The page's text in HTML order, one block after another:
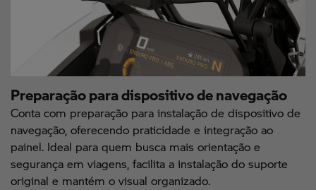
Preparação para dispositivo de navegação
Conta com preparação para instalação de dispositivo de
navegação, oferecendo praticidade e integração ao
painel. Ideal para quem busca mais orientação e
segurança em viagens, facilita a instalação do suporte
original e mantém o visual organizado.